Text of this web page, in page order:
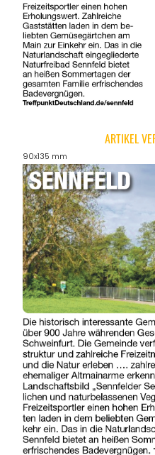
ARTIKEL
90x135 mm